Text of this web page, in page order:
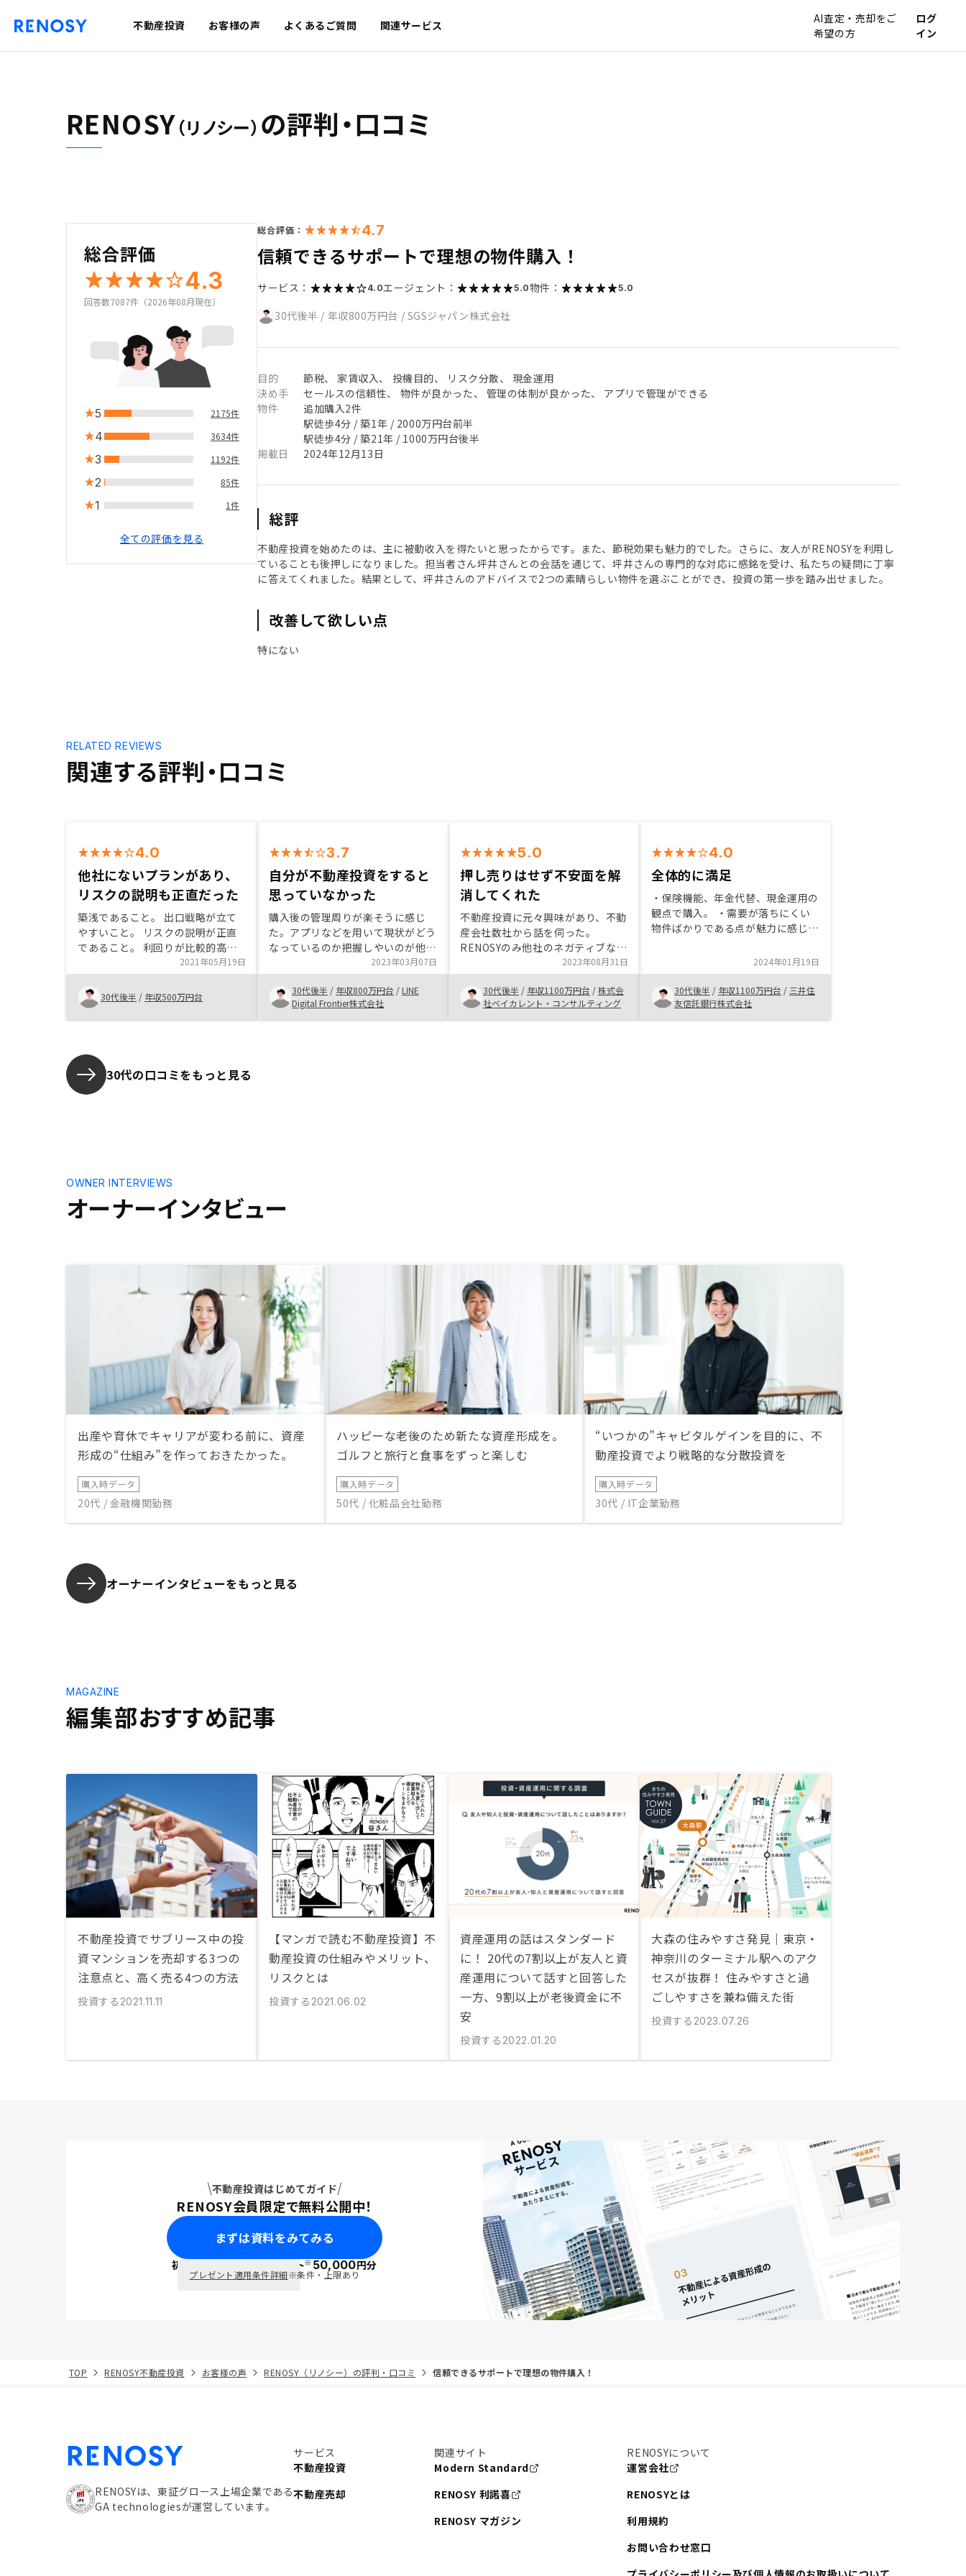
不動産投資 お客様の声 よくあるご質問 関連サービス
AI査定・売却をご
希望の方
ログ
イン
RENOSY（リノシー） の評判・口コミ
総合評価
4.3
回答数7087件（2026年08月現在）
5 2175件
4 3634件
3 1192件
2 85件
1 1件
全ての評価を見る
総合評価： 4.7
信頼できるサポートで理想の物件購入！
サービス： 4.0エージェント： 5.0物件： 5.0
30代後半 / 年収800万円台 / SGSジャパン株式会社
目的
節税、 家賃収入、 投機目的、 リスク分散、 現金運用
決め手
セールスの信頼性、 物件が良かった、 管理の体制が良かった、 アプリで管理ができる
物件
追加購入2件
駅徒歩4分 / 築1年 / 2000万円台前半
駅徒歩4分 / 築21年 / 1000万円台後半
掲載日
2024年12月13日
総評
不動産投資を始めたのは、主に被動收入を得たいと思ったからです。また、節税効果も魅力的でした。さらに、友人がRENOSYを利用し
ていることも後押しになりました。担当者さん坪井さんとの会話を通じて、坪井さんの専門的な対応に感銘を受け、私たちの疑問に丁寧
に答えてくれました。結果として、坪井さんのアドバイスで2つの素晴らしい物件を選ぶことができ、投資の第一歩を踏み出せました。
改善して欲しい点
特にない
関連する評判・口コミ
RELATED REVIEWS
4.0
他社にないプランがあり、
リスクの説明も正直だった
築浅であること。 出口戦略が立て
やすいこと。 リスクの説明が正直
であること。 利回りが比較的高い
こと。 マスタープランの内容が他
社にはなかったこと。 相場家賃と
乖離がない。 2件持ちができる価格
帯であること。心配をかけたくない
から家族に内緒でやりたいけど、一
はやれない。家に届かないでやれる
方法があれば良いと思う。
2021年05月19日
30代後半 / 年収500万円台
3.7
自分が不動産投資をすると
思っていなかった
購入後の管理周りが楽そうに感じ
た。アプリなどを用いて現状がどう
なっているのか把握しやいのが他社
と違う点。 営業担当の方の信頼感
があった。トークスクリプト以外に
あることもきちんと回答してくれて
何かあったら頼れると感じた。 ま
た、提案時にデータを用いて数字周
2023年03月07日
30代後半 / 年収800万円台 /LINE
Digital Frontier株式会社
5.0
押し売りはせず不安面を解
消してくれた
不動産投資に元々興味があり、不動
産会社数社から話を伺った。
RENOSYのみ他社のネガティブなこ
とを言わず、自社のよいところを説
明したので、信用できると感じた。
また、不動産も私が住みたいと感じ
たものを多く紹介してくれた。
2023年08月31日
30代後半 / 年収1100万円台 /株式会
社ベイカレント・コンサルティング
4.0
全体的に満足
・保険機能、年金代替、現金運用の
観点で購入。 ・需要が落ちにくい
物件ばかりである点が魅力に感じ
でシームレスな対応で、連携レベル
は高いと感じた。 ・全体的に満足
しているため、今回3件目の物件購
入に至った。
2024年01月19日
30代後半 / 年収1100万円台 / 三井住
友信託銀行株式会社
30代の口コミをもっと見る
オーナーインタビュー
OWNER INTERVIEWS
出産や育休でキャリアが変わる前に、資産
形成の“仕組み”を作っておきたかった。
購入時データ
20代 / 金融機関勤務
ハッピーな老後のため新たな資産形成を。
ゴルフと旅行と食事をずっと楽しむ
購入時データ
50代 / 化粧品会社勤務
“いつかの”キャピタルゲインを目的に、不
動産投資でより戦略的な分散投資を
購入時データ
30代 / IT企業勤務
オーナーインタビューをもっと見る
編集部おすすめ記事
MAGAZINE
不動産投資でサブリース中の投
資マンションを売却する3つの
注意点と、高く売る4つの方法
投資する 2021.11.11
【マンガで読む不動産投資】不
動産投資の仕組みやメリット、
リスクとは
投資する 2021.06.02
資産運用の話はスタンダード
に！ 20代の7割以上が友人と資
産運用について話すと回答した
一方、9割以上が老後資金に不
安
投資する 2022.01.20
大森の住みやすさ発見｜東京・
神奈川のターミナル駅へのアク
セスが抜群！ 住みやすさと過
ごしやすさを兼ね備えた街
投資する 2023.07.26
不動産投資はじめてガイド
RENOSY会員限定で無料公開中！
まずは資料をみてみる
初回面談で ポイント※50,000円分
プレゼント適用条件詳細※条件・上限あり
TOP RENOSY不動産投資 お客様の声 RENOSY（リノシー）の評判・口コミ 信頼できるサポートで理想の物件購入！
RENOSYは、東証グロース上場企業である
GA technologiesが運営しています。
サービス
不動産投資
不動産売却
関連サイト
Modern Standard
RENOSY 利諾喜
RENOSY マガジン
RENOSYについて
運営会社
RENOSYとは
利用規約
お問い合わせ窓口